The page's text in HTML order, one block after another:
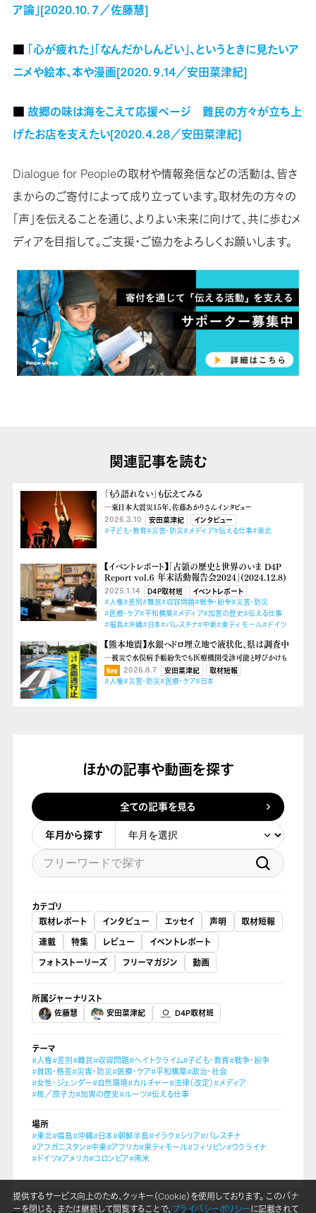
ア論」[2020.10.７／佐藤慧]
■ 「心が疲れた」「なんだかしんどい」、というときに見たいア
ニメや絵本、本や漫画[2020.９.14／安田菜津紀]
■ 故郷の味は海をこえて応援ページ 難民の方々が立ち上
げたお店を支えたい[2020.4.28／安田菜津紀]
Dialogue for Peopleの取材や情報発信などの活動は、皆さ
まからのご寄付によって成り立っています。取材先の方々の
「声」を伝えることを通じ、よりよい未来に向けて、共に歩むメ
ディアを目指して。ご支援・ご協力をよろしくお願いします。
関連記事を読む
「もう語れない」も伝えてみる
―東日本大震災15年、佐藤あかりさんインタビュー
2026.3.10 安田菜津紀
インタビュー
#子ども・教育#災害・防災#メディア#伝える仕事#東北
【イベントレポート】「占領の歴史と世界のいま D4P
Report vol.６ 年末活動報告会2024」(2024.12.8)
2025.1.14 D4P取材班
イベントレポート
#人権#差別#難民#収容問題#戦争・紛争#災害・防災
#医療・ケア#平和構築#メディア#加害の歴史#伝える仕事
#福島#沖縄#日本#パレスチナ#中東#東ティモール#ドイツ
【熊本地震】水銀ヘドロ埋立地で液状化、県は調査中
―被災で水俣病手帳紛失でも医療機関受診可能と呼びかけも
2026.8.7 安田菜津紀
取材短報
#人権#災害・防災#医療・ケア#日本
ほかの記事や動画を探す
全ての記事を見る
年月から探す
カテゴリ
取材レポート
インタビュー エッセイ 声明
取材短報
連載
特集 レビュー
イベントレポート
フォトストーリーズ
フリーマガジン 動画
所属ジャーナリスト
佐藤慧 安田菜津紀 D4P取材班
テーマ
#人権#差別#難民#収容問題#ヘイトクライム#子ども・教育#戦争・紛争
#貧困・格差#災害・防災#医療・ケア#平和構築#政治・社会
#女性・ジェンダー#自然環境#カルチャー#法律（改定）#メディア
#核／原子力#加害の歴史#ルーツ#伝える仕事
場所
#東北#福島#沖縄#日本#朝鮮半島#イラク#シリア#パレスチナ
#アフガニスタン#中東#アフリカ#東ティモール#フィリピン#ウクライナ
#ドイツ#アメリカ#コロンビア#南米
提供するサービス向上のため、クッキー（Cookie）を使用しております。 このバナ
ーを閉じる、または継続して閲覧することで、プライバシーポリシーに記載されて